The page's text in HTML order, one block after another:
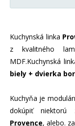
Kuchynská linka
z kvalitného
MDF.Kuchynská
biely + dvierka
Kuchyňa je
dokúpiť niektorú
Provence, alebo.